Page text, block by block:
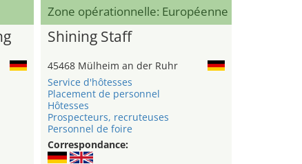
Zone opérationnelle: Européenne
Shining Staff
45468 Mülheim an der Ruhr
Service d'hôtesses
Placement de personnel
Hôtesses
Prospecteurs, recruteuses
Personnel de foire
Correspondance: